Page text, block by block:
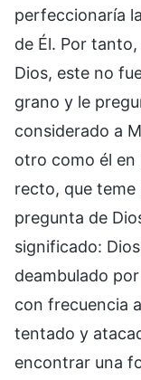
perfeccionaría
de Él. Por
Dios, este no
grano y le
considerado a
otro como él
recto, que teme
pregunta de
significado:
deambulado
con frecuencia
tentado y
encontrar una